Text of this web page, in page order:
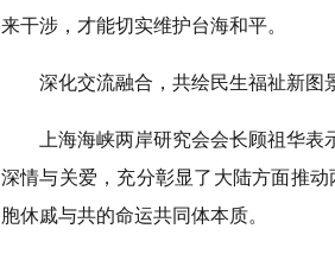
来干涉，才能切实维护台海和平。
深化交流融合，共绘民生福祉新图
上海海峡两岸研究会会长顾祖华表
深情与关爱，充分彰显了大陆方面推
胞休戚与共的命运共同体本质。